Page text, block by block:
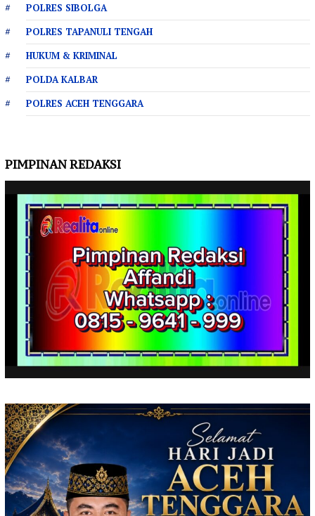
POLRES SIBOLGA
POLRES TAPANULI TENGAH
HUKUM & KRIMINAL
POLDA KALBAR
POLRES ACEH TENGGARA
PIMPINAN REDAKSI